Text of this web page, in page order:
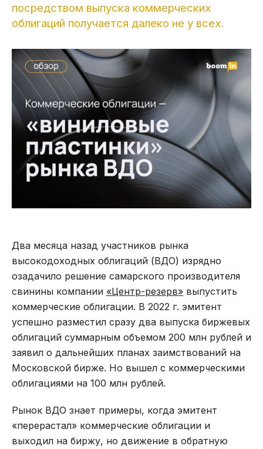
посредством выпуска коммерческих
облигаций получается далеко не у всех.
Два месяца назад участников рынка
высокодоходных облигаций (ВДО) изрядно
озадачило решение самарского производителя
свинины компании «Центр-резерв» выпустить
коммерческие облигации. В 2022 г. эмитент
успешно разместил сразу два выпуска биржевых
облигаций суммарным объемом 200 млн рублей и
заявил о дальнейших планах заимствований на
Московской бирже. Но вышел с коммерческими
облигациями на 100 млн рублей.
Рынок ВДО знает примеры, когда эмитент
«перерастал» коммерческие облигации и
выходил на биржу, но движение в обратную